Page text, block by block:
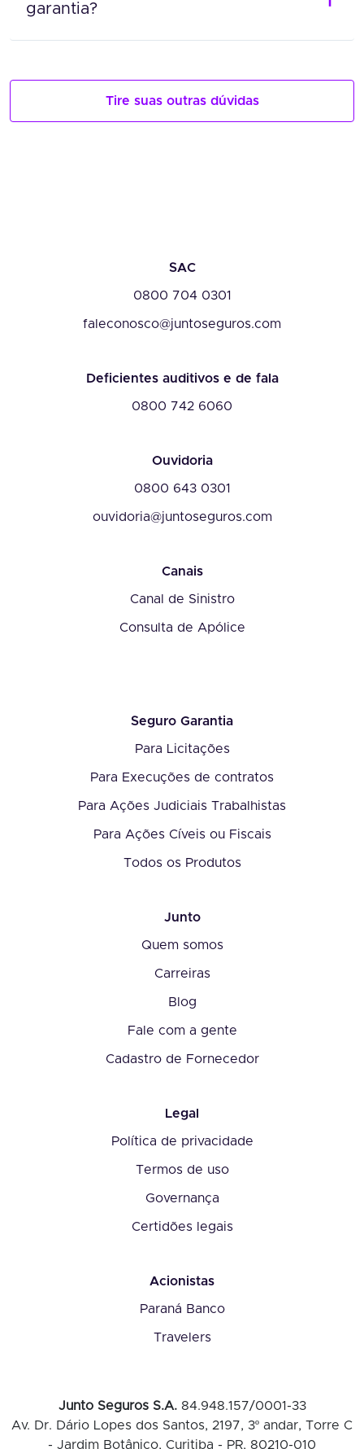
garantia?
Tire suas outras dúvidas
SAC
0800 704 0301
faleconosco@juntoseguros.com
Deficientes auditivos e de fala
0800 742 6060
Ouvidoria
0800 643 0301
ouvidoria@juntoseguros.com
Canais
Canal de Sinistro
Consulta de Apólice
Seguro Garantia
Para Licitações
Para Execuções de contratos
Para Ações Judiciais Trabalhistas
Para Ações Cíveis ou Fiscais
Todos os Produtos
Junto
Quem somos
Carreiras
Blog
Fale com a gente
Cadastro de Fornecedor
Legal
Política de privacidade
Termos de uso
Governança
Certidões legais
Acionistas
Paraná Banco
Travelers
Junto Seguros S.A. 84.948.157/0001-33
Av. Dr. Dário Lopes dos Santos, 2197, 3º andar, Torre C
- Jardim Botânico, Curitiba - PR, 80210-010